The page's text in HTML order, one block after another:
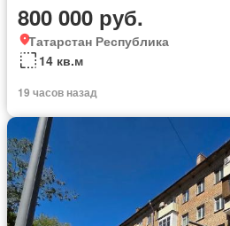
800 000 руб.
Татарстан Республика
14 кв.м
19 часов назад